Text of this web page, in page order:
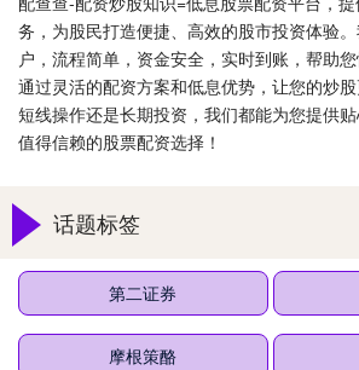
务，为股民打造便捷、高效的股市投资体验
户，流程简单，资金安全，实时到账，帮助您
通过灵活的配资方案和低息优势，让您的炒
短线操作还是长期投资，我们都能为您提供
值得信赖的股票配资选择！
话题标签
第二证券
摩根策酪